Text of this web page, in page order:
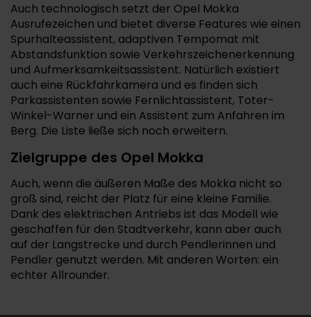
Auch technologisch setzt der Opel Mokka
Ausrufezeichen und bietet diverse Features wie einen
Spurhalteassistent, adaptiven Tempomat mit
Abstandsfunktion sowie Verkehrszeichenerkennung
und Aufmerksamkeitsassistent. Natürlich existiert
auch eine Rückfahrkamera und es finden sich
Parkassistenten sowie Fernlichtassistent, Toter-
Winkel-Warner und ein Assistent zum Anfahren im
Berg. Die Liste ließe sich noch erweitern.
Zielgruppe des Opel Mokka
Auch, wenn die äußeren Maße des Mokka nicht so
groß sind, reicht der Platz für eine kleine Familie.
Dank des elektrischen Antriebs ist das Modell wie
geschaffen für den Stadtverkehr, kann aber auch
auf der Langstrecke und durch Pendlerinnen und
Pendler genutzt werden. Mit anderen Worten: ein
echter Allrounder.